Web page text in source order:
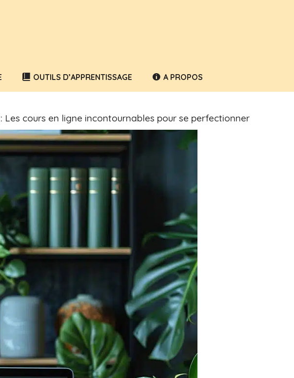
OUTILS D’APPRENTISSAGE A PROPOS
Les cours en ligne incontournables pour se perfectionner